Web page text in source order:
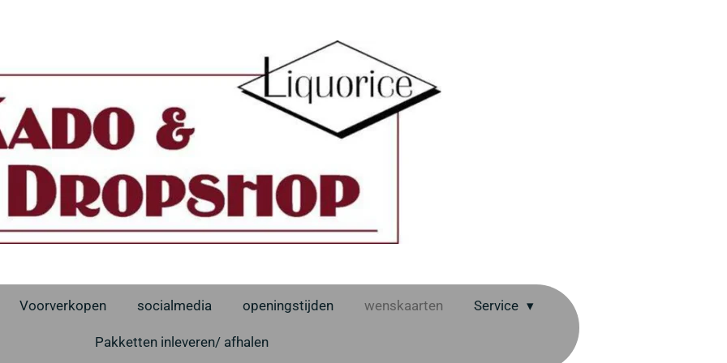
Voorverkopen socialmedia openingstijden wenskaarten Service
Pakketten inleveren/ afhalen